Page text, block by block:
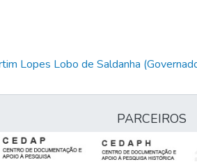
Lopes Lobo de Saldanha
PARCEIROS